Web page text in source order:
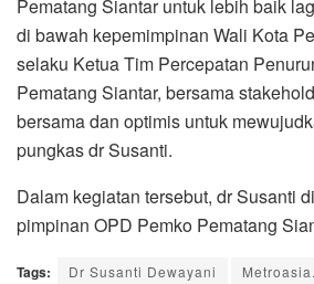
Pematang Siantar untuk lebih baik
di bawah kepemimpinan Wali Kota
selaku Ketua Tim Percepatan
Pematang Siantar, bersama
bersama dan optimis untuk
pungkas dr Susanti.
Dalam kegiatan tersebut, dr Susanti
pimpinan OPD Pemko Pematang
Tags: Dr Susanti Dewayani